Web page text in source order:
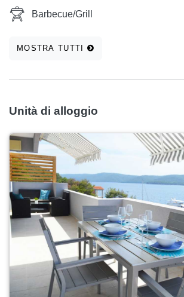
Barbecue/Grill
MOSTRA TUTTI
Unità di alloggio